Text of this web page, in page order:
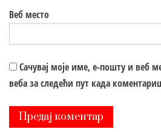
Веб место
Сачувај моје име, е-пошту и веб
веба за следећи пут када